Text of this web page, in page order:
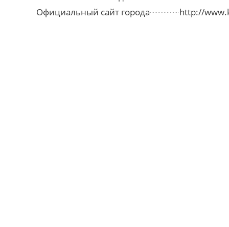
Официальный сайт города
http://